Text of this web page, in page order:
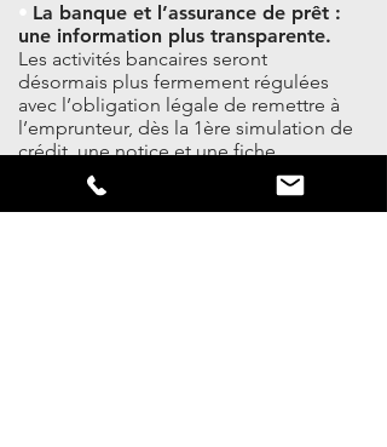
La banque et l’assurance de prêt :
une information plus transparente.
Les activités bancaires seront
désormais plus fermement régulées
avec l’obligation légale de remettre à
l’emprunteur, dès la 1ère simulation de
crédit, une notice et une fiche
standardisée d’information concernant
l’assurance. Le coût total de l’assurance
sur la durée totale du prêt et son coût